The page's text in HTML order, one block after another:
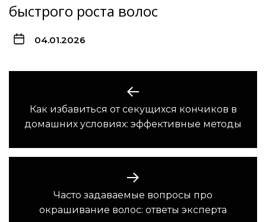
быстрого роста волос
04.01.2026
записям
Предыдущая
запись:
Как избавиться от секущихся кончиков в
домашних условиях: эффективные методы
Следующая
запись:
Часто задаваемые вопросы про
окрашивание волос: ответы эксперта